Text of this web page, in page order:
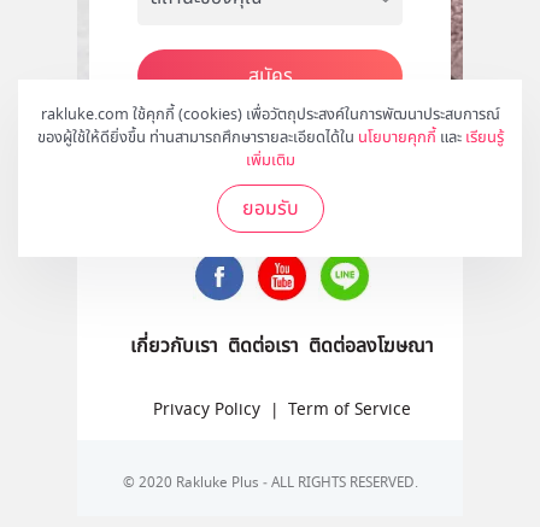
rakluke.com ใช้คุกกี้ (cookies) เพื่อวัตถุประสงค์ในการพัฒนาประสบการณ์
ของผู้ใช้ให้ดียิ่งขึ้น ท่านสามารถศึกษารายละเอียดได้ใน นโยบายคุกกี้ และ เรียนรู้
เพิ่มเติม
ยอมรับ
สมัคร
ติดตามเราได้ที่
เกี่ยวกับเรา ติดต่อเรา ติดต่อลงโฆษณา
Privacy Policy | Term of Service
© 2020 Rakluke Plus - ALL RIGHTS RESERVED.